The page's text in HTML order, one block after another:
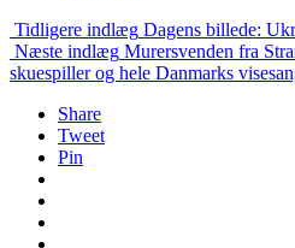
Tidligere indlæg Dagens billede:
Næste indlæg Murersvenden fra
skuespiller og hele Danmarks
Share
Tweet
Pin